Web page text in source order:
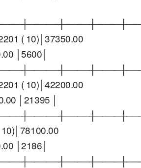
( 10)│37350.00
│5600│
( 10)│42200.00
│21395 │
│2186│